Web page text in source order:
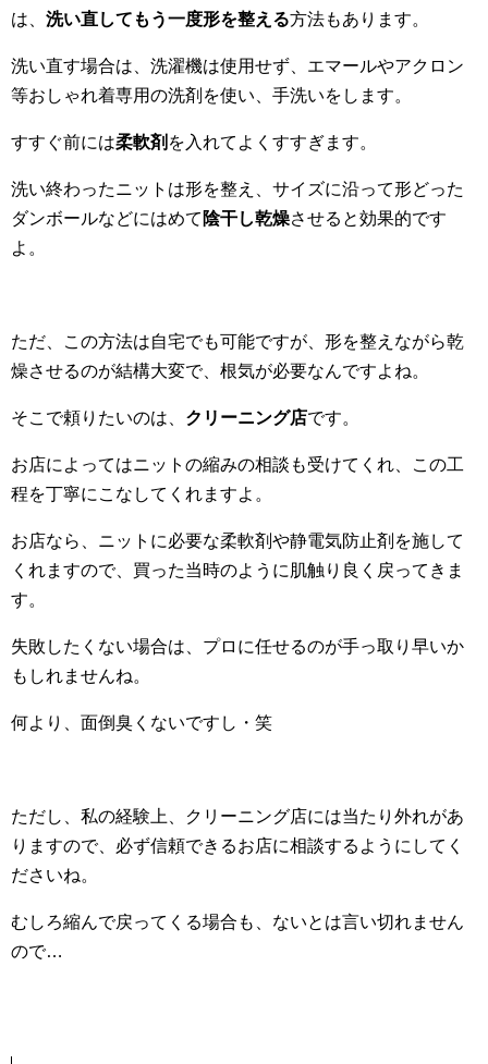
は、 洗い直してもう一度形を整える方法もあります。
洗い直す場合は、洗濯機は使用せず、エマールやアクロン
等おしゃれ着専用の洗剤を使い、手洗いをします。
すすぐ前には柔軟剤 を入れてよくすすぎます。
洗い終わったニットは形を整え、サイズに沿って形どった
ダンボールなどにはめて 陰干し乾燥させると効果的です
よ。
ただ、この方法は自宅でも可能ですが、形を整えながら乾
燥させるのが結構大変で、根気が必要なんですよね。
そこで頼りたいのは、 クリーニング店です。
お店によってはニットの縮みの相談も受けてくれ、この工
程を丁寧にこなしてくれますよ。
お店なら、ニットに必要な柔軟剤や静電気防止剤を施して
くれますので、買った当時のように肌触り良く戻ってきま
す。
失敗したくない場合は、プロに任せるのが手っ取り早いか
もしれませんね。
何より、面倒臭くないですし・笑
ただし、私の経験上、クリーニング店には当たり外れがあ
りますので、必ず信頼できるお店に相談するようにしてく
ださいね。
むしろ縮んで戻ってくる場合も、ないとは言い切れません
ので…